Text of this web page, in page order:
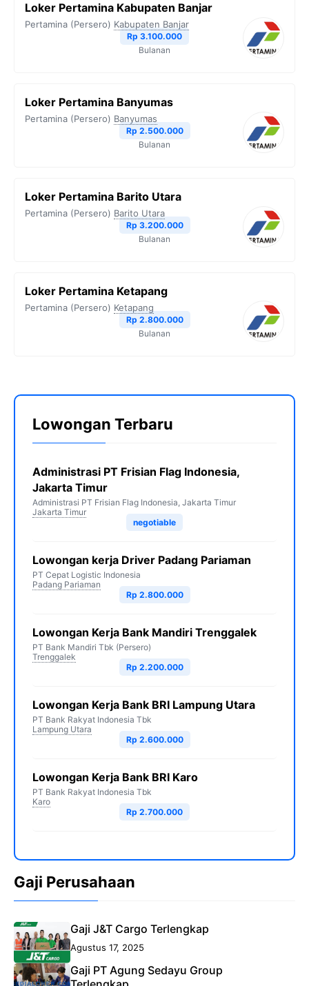
Loker Pertamina Kabupaten Banjar
Pertamina (Persero) Kabupaten Banjar
Rp 3.100.000
Bulanan
Loker Pertamina Banyumas
Pertamina (Persero) Banyumas
Rp 2.500.000
Bulanan
Loker Pertamina Barito Utara
Pertamina (Persero) Barito Utara
Rp 3.200.000
Bulanan
Loker Pertamina Ketapang
Pertamina (Persero) Ketapang
Rp 2.800.000
Bulanan
Lowongan Terbaru
Administrasi PT Frisian Flag Indonesia,
Jakarta Timur
Administrasi PT Frisian Flag Indonesia, Jakarta Timur
Jakarta Timur
negotiable
Lowongan kerja Driver Padang Pariaman
PT Cepat Logistic Indonesia
Padang Pariaman
Rp 2.800.000
Lowongan Kerja Bank Mandiri Trenggalek
PT Bank Mandiri Tbk (Persero)
Trenggalek
Rp 2.200.000
Lowongan Kerja Bank BRI Lampung Utara
PT Bank Rakyat Indonesia Tbk
Lampung Utara
Rp 2.600.000
Lowongan Kerja Bank BRI Karo
PT Bank Rakyat Indonesia Tbk
Karo
Rp 2.700.000
Gaji Perusahaan
Gaji J&T Cargo Terlengkap
Agustus 17, 2025
Gaji PT Agung Sedayu Group